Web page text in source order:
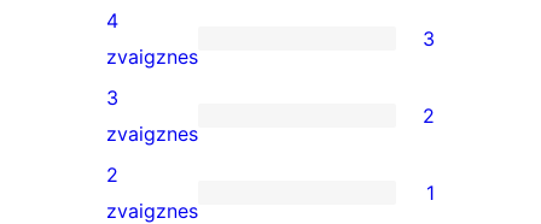
5-
star
reviews
3
4-
star
reviews
4
zvaigznes
3
2
3-
star
3
zvaigznes
2
1
2
zvaigznes
1